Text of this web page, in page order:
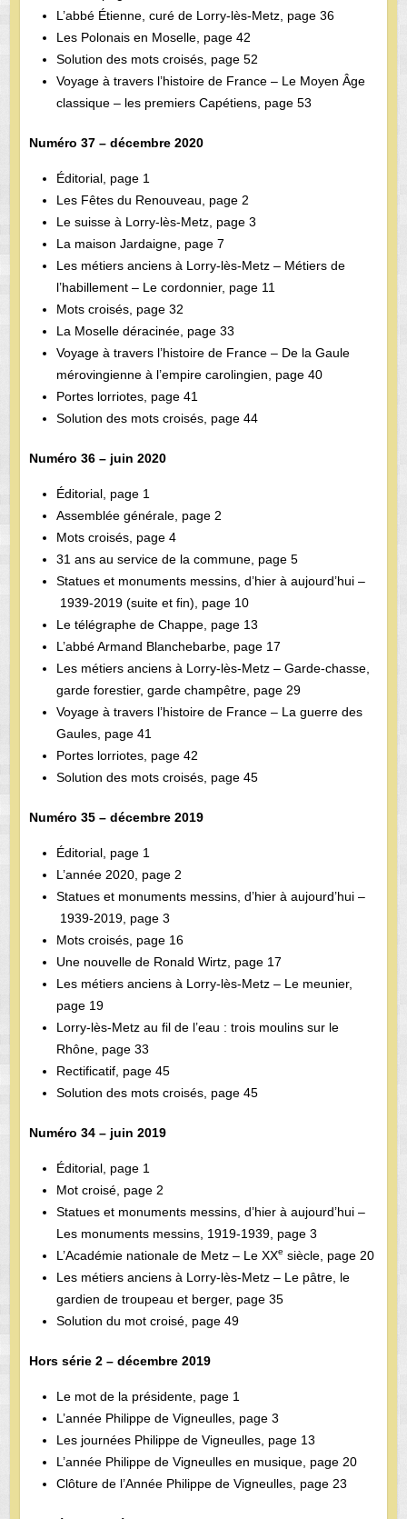
L’abbé Étienne, curé de Lorry-lès-Metz, page 36
Les Polonais en Moselle, page 42
Solution des mots croisés, page 52
Voyage à travers l’histoire de France – Le Moyen Âge
classique – les premiers Capétiens, page 53
Numéro 37 – décembre 2020
Éditorial, page 1
Les Fêtes du Renouveau, page 2
Le suisse à Lorry-lès-Metz, page 3
La maison Jardaigne, page 7
Les métiers anciens à Lorry-lès-Metz – Métiers de
l’habillement – Le cordonnier, page 11
Mots croisés, page 32
La Moselle déracinée, page 33
Voyage à travers l’histoire de France – De la Gaule
mérovingienne à l’empire carolingien, page 40
Portes lorriotes, page 41
Solution des mots croisés, page 44
Numéro 36 – juin 2020
Éditorial, page 1
Assemblée générale, page 2
Mots croisés, page 4
31 ans au service de la commune, page 5
Statues et monuments messins, d’hier à aujourd’hui –
1939-2019 (suite et fin), page 10
Le télégraphe de Chappe, page 13
L’abbé Armand Blanchebarbe, page 17
Les métiers anciens à Lorry-lès-Metz – Garde-chasse,
garde forestier, garde champêtre, page 29
Voyage à travers l’histoire de France – La guerre des
Gaules, page 41
Portes lorriotes, page 42
Solution des mots croisés, page 45
Numéro 35 – décembre 2019
Éditorial, page 1
L’année 2020, page 2
Statues et monuments messins, d’hier à aujourd’hui –
1939-2019, page 3
Mots croisés, page 16
Une nouvelle de Ronald Wirtz, page 17
Les métiers anciens à Lorry-lès-Metz – Le meunier,
page 19
Lorry-lès-Metz au fil de l’eau : trois moulins sur le
Rhône, page 33
Rectificatif, page 45
Solution des mots croisés, page 45
Numéro 34 – juin 2019
Éditorial, page 1
Mot croisé, page 2
Statues et monuments messins, d’hier à aujourd’hui –
Les monuments messins, 1919-1939, page 3
L’Académie nationale de Metz – Le XXe siècle, page 20
Les métiers anciens à Lorry-lès-Metz – Le pâtre, le
gardien de troupeau et berger, page 35
Solution du mot croisé, page 49
Hors série 2 – décembre 2019
Le mot de la présidente, page 1
L’année Philippe de Vigneulles, page 3
Les journées Philippe de Vigneulles, page 13
L’année Philippe de Vigneulles en musique, page 20
Clôture de l’Année Philippe de Vigneulles, page 23